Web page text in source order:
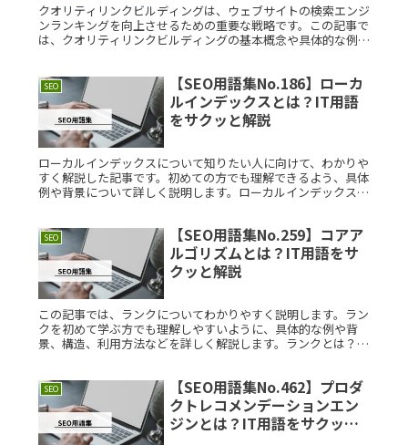
クオリティリンクビルディングは、ウェブサイトの検索エンジ
ンランキングを向上させるための重要な戦略です。この記事で
は、クオリティリンクビルディングの基本概念や具体的な例、
SEO
【SEO用語集No.186】ローカ
ルインデックスとは？IT用語
をサクッと解説
ローカルインデックスについて知りたい人に向けて、わかりや
すく解説した記事です。初めての方でも理解できるよう、具体
例や背景について詳しく説明します。ローカルインデックスと
SEO
【SEO用語集No.259】コアア
ルゴリズムとは？IT用語をサ
クッと解説
この記事では、ランクについてわかりやすく説明します。ラン
クを初めて学ぶ方でも理解しやすいように、具体的な例や背
景、構造、利用方法などを詳しく解説します。ランクとは？ラ
SEO
【SEO用語集No.462】プロダ
クトレコメンデーションエン
ジンとは？IT用語をサクッと